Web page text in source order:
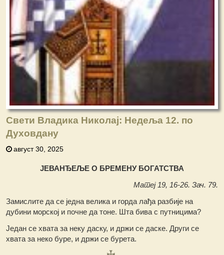
Свети Владика Николај: Недеља 12. по
Духовдану
август 30, 2025
ЈЕВАНЂЕЉЕ О БРЕМЕНУ БОГАТСТВА
Матеј 19, 16-26. Зач. 79.
Замислите да се једна велика и горда лађа разбије на
дубини морској и почне да тоне. Шта бива с путницима?
Један се хвата за неку даску, и држи се даске. Други се
хвата за неко буре, и држи се бурета.